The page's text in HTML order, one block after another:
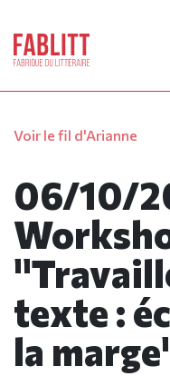
Voir le fil d'Arianne
06/10/
texte :
la